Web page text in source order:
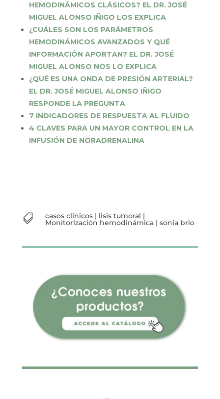
HEMODINÁMICOS CLÁSICOS? EL DR. JOSÉ
MIGUEL ALONSO IÑIGO LOS EXPLICA
¿CUÁLES SON LOS PARÁMETROS
HEMODINÁMICOS AVANZADOS Y QUÉ
INFORMACIÓN APORTAN? EL DR. JOSÉ
MIGUEL ALONSO NOS LO EXPLICA
¿QUÉ ES UNA ONDA DE PRESIÓN ARTERIAL?
EL DR. JOSÉ MIGUEL ALONSO IÑIGO
RESPONDE LA PREGUNTA
7 INDICADORES DE RESPUESTA AL FLUIDO
4 CLAVES PARA UN MAYOR CONTROL EN LA
INFUSIÓN DE NORADRENALINA
 casos clínicos| lisis tumoral |
Monitorización hemodinámica| sonia brio